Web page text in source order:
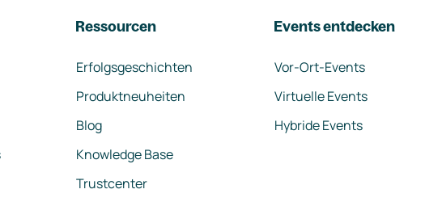
Ressourcen
Erfolgsgeschichten
Produktneuheiten
Blog
Knowledge Base
Trustcenter
Events entdecken
Vor-Ort-Events
Virtuelle Events
Hybride Events